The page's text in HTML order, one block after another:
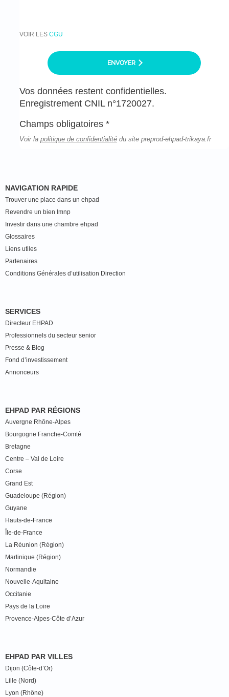
VOIR LES CGU
ENVOYER
Vos données restent confidentielles.
Enregistrement CNIL n°1720027.
Champs obligatoires *
Voir la politique de confidentialité du site preprod-ehpad-trikaya.fr
NAVIGATION RAPIDE
Trouver une place dans un ehpad
Revendre un bien lmnp
Investir dans une chambre ehpad
Glossaires
Liens utiles
Partenaires
Conditions Générales d’utilisation Direction
SERVICES
Directeur EHPAD
Professionnels du secteur senior
Presse & Blog
Fond d’investissement
Annonceurs
EHPAD PAR RÉGIONS
Auvergne Rhône-Alpes
Bourgogne Franche-Comté
Bretagne
Centre – Val de Loire
Corse
Grand Est
Guadeloupe (Région)
Guyane
Hauts-de-France
Île-de-France
La Réunion (Région)
Martinique (Région)
Normandie
Nouvelle-Aquitaine
Occitanie
Pays de la Loire
Provence-Alpes-Côte d’Azur
EHPAD PAR VILLES
Dijon (Côte-d’Or)
Lille (Nord)
Lyon (Rhône)